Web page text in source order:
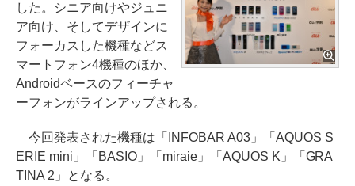
した。シニア向けやジュニ
ア向け、そしてデザインに
フォーカスした機種などス
マートフォン4機種のほか、
Androidベースのフィーチャ
ーフォンがラインアップされる。
今回発表された機種は「INFOBAR A03」「AQUOS S
ERIE mini」「BASIO」「miraie」「AQUOS K」「GRA
TINA 2」となる。